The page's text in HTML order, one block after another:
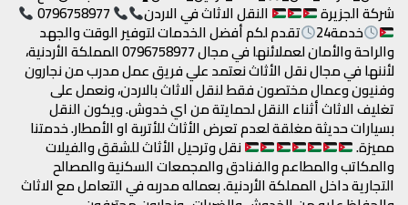
شركة الجزيرة النقل الاثاث في الاردن 0796758977
خدمة24 تقدم لكم أفضل الخدمات لتوفير الوقت والجهد
والراحة والأمان لعملائنها في مجال 0796758977 المملكة الأردنية،
لأننها في مجال نقل الأثاث نعتمد علي فريق عمل مدرب من نجارون
وفنيون وعمال مختصون فقط لنقل الاثاث بالاردن، ونعمل على
تغليف الاثاث أثناء النقل لحمايتة من اي خدوش. ويكون النقل
بسيارات حديثة مغلقة لعدم تعرض الأثاث للأتربة او الأمطار. خدمتنا
مميزة. نقل وترحيل الأثاث للشقق والفيلات
والمكاتب والمطاعم والفنادق والمجمعات السكنية والمصالح
التجارية داخل المملكة الأردنية. بعماله مدربه في التعامل مع الاثاث